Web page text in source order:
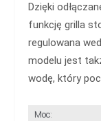
Dzięki
funkcję grilla
regulowana
modelu jest
wodę, który
Moc: